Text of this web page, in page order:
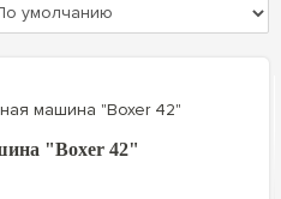
"Boxer 42"